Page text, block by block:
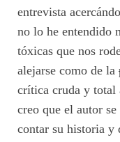
entrevista
no lo he entendido
tóxicas que nos
alejarse como de la
crítica cruda y total
creo que el autor
contar su historia y